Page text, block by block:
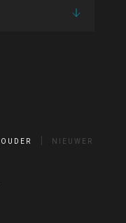
OUDER NIEUWER